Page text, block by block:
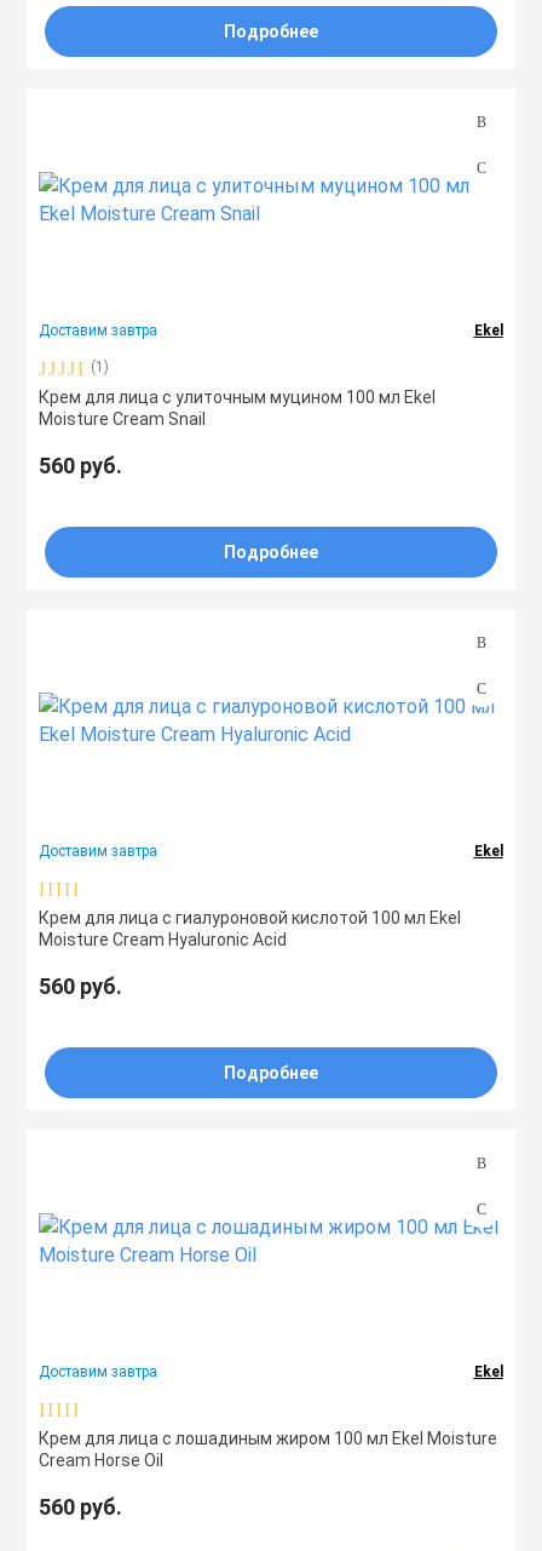
Подробнее
Доставим завтра Ekel
(1)
Крем для лица с улиточным муцином 100 мл Ekel
Moisture Cream Snail
560 руб.
Подробнее
Доставим завтра Ekel
Крем для лица с гиалуроновой кислотой 100 мл Ekel
Moisture Cream Hyaluronic Acid
560 руб.
Подробнее
Доставим завтра Ekel
Крем для лица с лошадиным жиром 100 мл Ekel Moisture
Cream Horse Oil
560 руб.